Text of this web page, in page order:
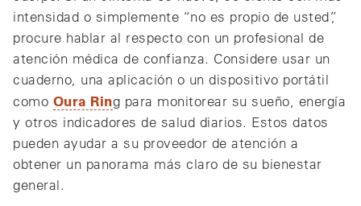
intensidad o simplemente “no es propio de usted”,
procure hablar al respecto con un profesional de
atención médica de confianza. Considere usar un
cuaderno, una aplicación o un dispositivo portátil
como Oura Ring para monitorear su sueño, energía
y otros indicadores de salud diarios. Estos datos
pueden ayudar a su proveedor de atención a
obtener un panorama más claro de su bienestar
general.